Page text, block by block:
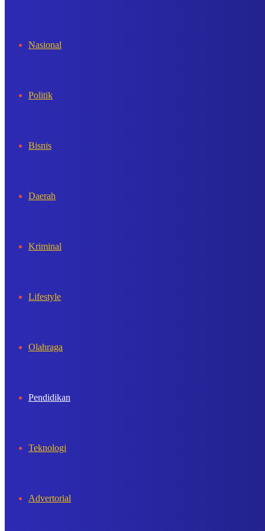
Nasional
Politik
Bisnis
Daerah
Kriminal
Lifestyle
Olahraga
Pendidikan
Teknologi
Advertorial